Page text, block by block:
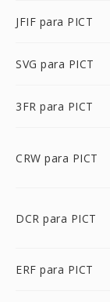
JFIF para PICT
SVG para PICT
3FR para PICT
CRW para PICT
DCR para PICT
ERF para PICT